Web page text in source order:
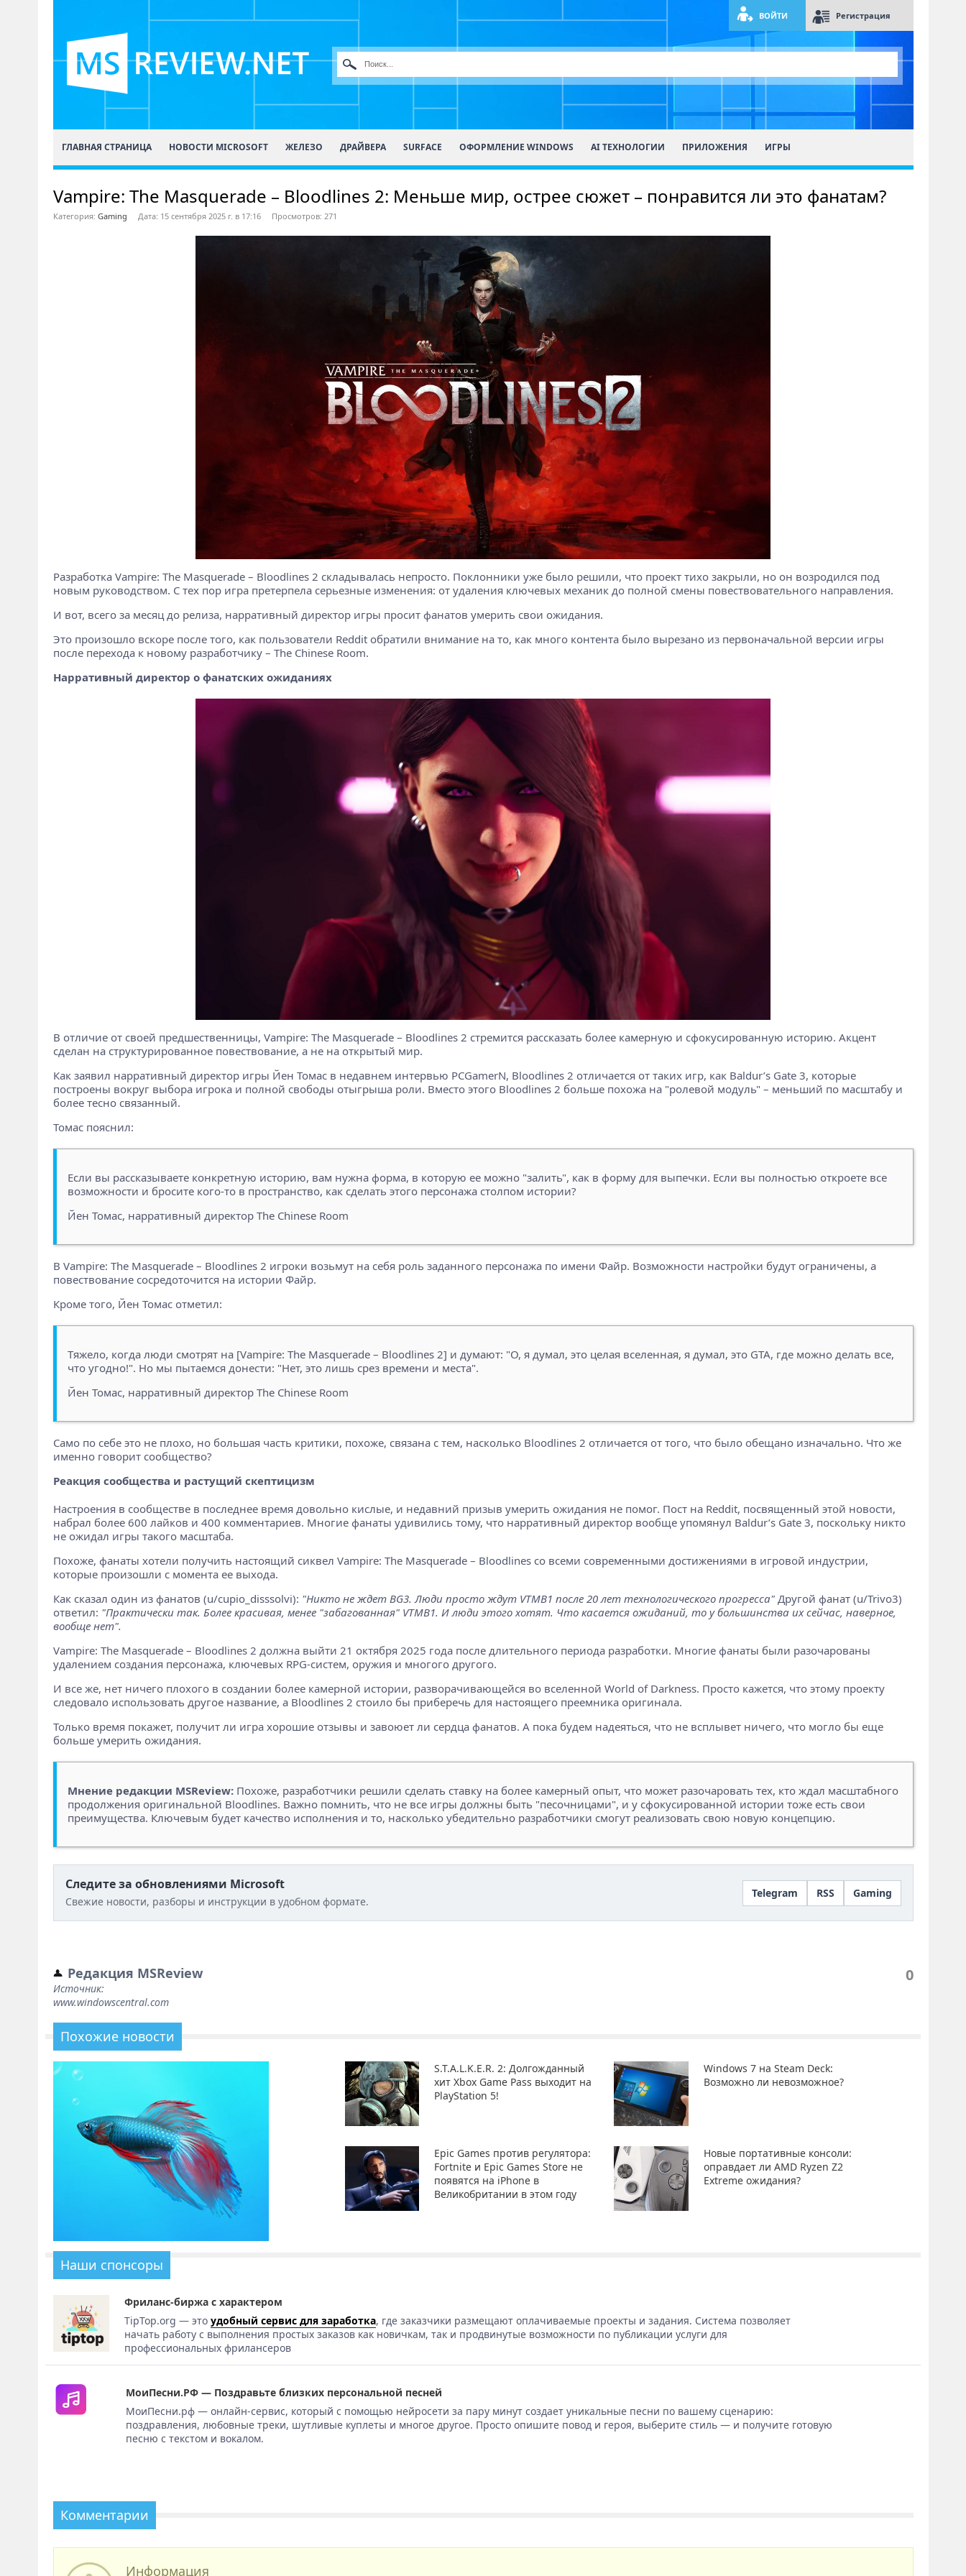
ВОЙТИ Регистрация
ГЛАВНАЯ СТРАНИЦА НОВОСТИ MICROSOFT ЖЕЛЕЗО ДРАЙВЕРА SURFACE ОФОРМЛЕНИЕ WINDOWS AI ТЕХНОЛОГИИ ПРИЛОЖЕНИЯ ИГРЫ
Vampire: The Masquerade – Bloodlines 2: Меньше мир, острее сюжет – понравится ли это фанатам?
Категория: Gaming Дата: 15 сентября 2025 г. в 17:16 Просмотров: 271
Разработка Vampire: The Masquerade – Bloodlines 2 складывалась непросто. Поклонники уже было решили, что проект тихо закрыли, но он возродился под
новым руководством. С тех пор игра претерпела серьезные изменения: от удаления ключевых механик до полной смены повествовательного направления.
И вот, всего за месяц до релиза, нарративный директор игры просит фанатов умерить свои ожидания.
Это произошло вскоре после того, как пользователи Reddit обратили внимание на то, как много контента было вырезано из первоначальной версии игры
после перехода к новому разработчику – The Chinese Room.
Нарративный директор о фанатских ожиданиях
В отличие от своей предшественницы, Vampire: The Masquerade – Bloodlines 2 стремится рассказать более камерную и сфокусированную историю. Акцент
сделан на структурированное повествование, а не на открытый мир.
Как заявил нарративный директор игры Йен Томас в недавнем интервью PCGamerN, Bloodlines 2 отличается от таких игр, как Baldur’s Gate 3, которые
построены вокруг выбора игрока и полной свободы отыгрыша роли. Вместо этого Bloodlines 2 больше похожа на "ролевой модуль" – меньший по масштабу и
более тесно связанный.
Томас пояснил:
Если вы рассказываете конкретную историю, вам нужна форма, в которую ее можно "залить", как в форму для выпечки. Если вы полностью откроете все
возможности и бросите кого-то в пространство, как сделать этого персонажа столпом истории?
Йен Томас, нарративный директор The Chinese Room
В Vampire: The Masquerade – Bloodlines 2 игроки возьмут на себя роль заданного персонажа по имени Файр. Возможности настройки будут ограничены, а
повествование сосредоточится на истории Файр.
Кроме того, Йен Томас отметил:
Тяжело, когда люди смотрят на [Vampire: The Masquerade – Bloodlines 2] и думают: "О, я думал, это целая вселенная, я думал, это GTA, где можно делать все,
что угодно!". Но мы пытаемся донести: "Нет, это лишь срез времени и места".
Йен Томас, нарративный директор The Chinese Room
Само по себе это не плохо, но большая часть критики, похоже, связана с тем, насколько Bloodlines 2 отличается от того, что было обещано изначально. Что же
именно говорит сообщество?
Реакция сообщества и растущий скептицизм
Настроения в сообществе в последнее время довольно кислые, и недавний призыв умерить ожидания не помог. Пост на Reddit, посвященный этой новости,
набрал более 600 лайков и 400 комментариев. Многие фанаты удивились тому, что нарративный директор вообще упомянул Baldur’s Gate 3, поскольку никто
не ожидал игры такого масштаба.
Похоже, фанаты хотели получить настоящий сиквел Vampire: The Masquerade – Bloodlines со всеми современными достижениями в игровой индустрии,
которые произошли с момента ее выхода.
Как сказал один из фанатов (u/cupio_disssolvi): "Никто не ждет BG3. Люди просто ждут VTMB1 после 20 лет технологического прогресса"Другой фанат (u/Trivo3)
ответил: "Практически так. Более красивая, менее "забагованная" VTMB1. И люди этого хотят. Что касается ожиданий, то у большинства их сейчас, наверное,
вообще нет".
Vampire: The Masquerade – Bloodlines 2 должна выйти 21 октября 2025 года после длительного периода разработки. Многие фанаты были разочарованы
удалением создания персонажа, ключевых RPG-систем, оружия и многого другого.
И все же, нет ничего плохого в создании более камерной истории, разворачивающейся во вселенной World of Darkness. Просто кажется, что этому проекту
следовало использовать другое название, а Bloodlines 2 стоило бы приберечь для настоящего преемника оригинала.
Только время покажет, получит ли игра хорошие отзывы и завоюет ли сердца фанатов. А пока будем надеяться, что не всплывет ничего, что могло бы еще
больше умерить ожидания.
Мнение редакции MSReview:Похоже, разработчики решили сделать ставку на более камерный опыт, что может разочаровать тех, кто ждал масштабного
продолжения оригинальной Bloodlines. Важно помнить, что не все игры должны быть "песочницами", и у сфокусированной истории тоже есть свои
преимущества. Ключевым будет качество исполнения и то, насколько убедительно разработчики смогут реализовать свою новую концепцию.
Следите за обновлениями Microsoft
Свежие новости, разборы и инструкции в удобном формате.
Telegram RSS Gaming
Редакция MSReview
Источник:
www.windowscentral.com
0
Похожие новости
S.T.A.L.K.E.R. 2: Долгожданный
хит Xbox Game Pass выходит на
PlayStation 5!
Windows 7 на Steam Deck:
Возможно ли невозможное?
Epic Games против регулятора:
Fortnite и Epic Games Store не
появятся на iPhone в
Великобритании в этом году
Новые портативные консоли:
оправдает ли AMD Ryzen Z2
Extreme ожидания?
Наши спонсоры
Фриланс-биржа с характером
TipTop.org — этоудобный сервис для заработка, где заказчики размещают оплачиваемые проекты и задания. Система позволяет
начать работу с выполнения простых заказов как новичкам, так и продвинутые возможности по публикации услуги для
профессиональных фрилансеров
МоиПесни.РФ — Поздравьте близких персональной песней
МоиПесни.рф — онлайн-сервис, который с помощью нейросети за пару минут создает уникальные песни по вашему сценарию:
поздравления, любовные треки, шутливые куплеты и многое другое. Просто опишите повод и героя, выберите стиль — и получите готовую
песню с текстом и вокалом.
Комментарии
Информация